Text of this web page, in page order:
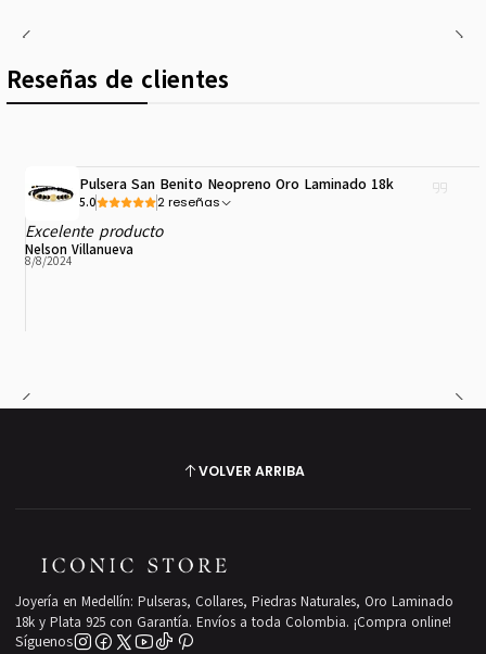
Reseñas de clientes
Pulsera San Benito Neopreno Oro Laminado 18k
5.0 2 reseñas
Excelente producto
Nelson Villanueva
8/8/2024
VOLVER ARRIBA
Joyería en Medellín: Pulseras, Collares, Piedras Naturales, Oro Laminado
18k y Plata 925 con Garantía. Envíos a toda Colombia. ¡Compra online!
Síguenos